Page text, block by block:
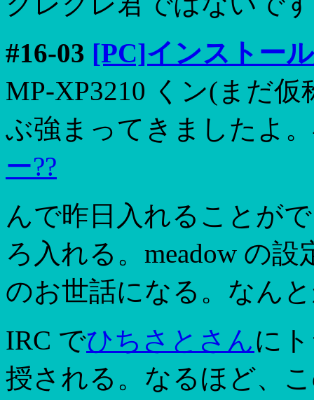
#16-03 [PC]インストー
MP-XP3210 くン(まだ
ぶ強まってきましたよ
ー??
んで昨日入れることが
ろ入れる。meadow の
のお世話になる。なん
IRC でひちさとさんに
授される。なるほど、